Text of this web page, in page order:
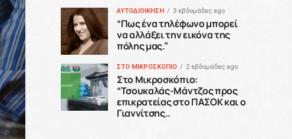
ΑΥΤΟΔΙΟΙΚΗΣΗ 3 εβδομάδες ago
“Πως ένα τηλέφωνο μπορεί
να αλλάξει την εικόνα της
πόλης μας.”
ΣΤΟ ΜΙΚΡΟΣΚΟΠΙΟ 2 εβδομάδες ago
Στο Μικροσκόπιο:
“Τσουκαλάς-Μάντζος προς
επικρατείας στο ΠΑΣΟΚ και ο
Γιαννίτσης..